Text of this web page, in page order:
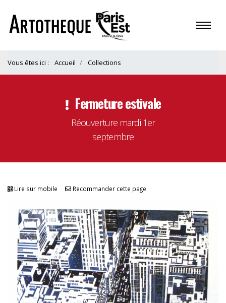
Vous êtes ici : Accueil Collections
Fermeture estivale
Réouverture mardi 1er
septembre
Lire sur mobile Recommander cette page